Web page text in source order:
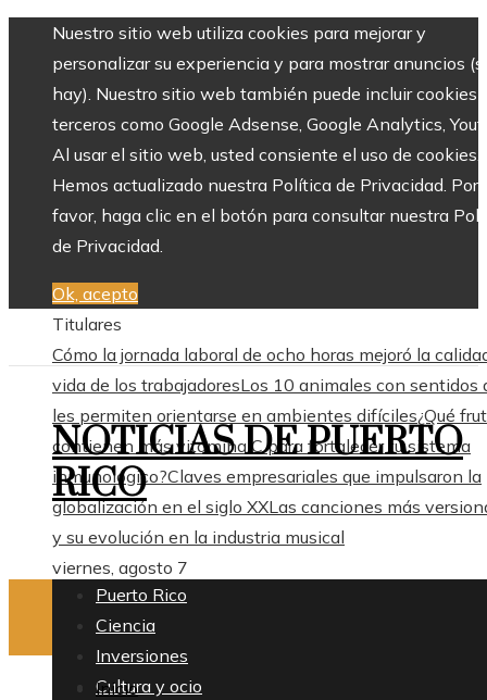
Nuestro sitio web utiliza cookies para mejorar y
personalizar su experiencia y para mostrar anuncios
hay). Nuestro sitio web también puede incluir cookies
terceros como Google Adsense, Google Analytics,
Al usar el sitio web, usted consiente el uso de cookies.
Hemos actualizado nuestra Política de Privacidad. Por
favor, haga clic en el botón para consultar nuestra
de Privacidad.
Ok, acepto
Titulares
Cómo la jornada laboral de ocho horas mejoró la
vida de los trabajadoresLos 10 animales con sentidos
les permiten orientarse en ambientes difíciles¿Qué
contienen más vitamina C para fortalecer tu sistema
inmunológico?Claves empresariales que impulsaron la
globalización en el siglo XXLas canciones más
y su evolución en la industria musical
viernes, agosto 7
NOTICIAS DE PUERTO
RICO
Puerto Rico
Ciencia
Inversiones
Cultura y ocio
Inicio